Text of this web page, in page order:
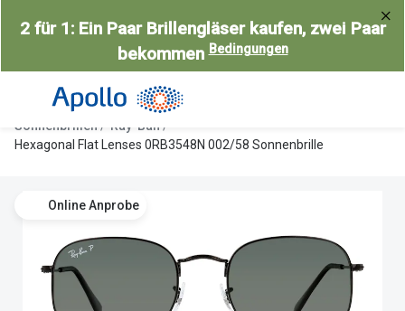
zum2 für 1: Ein Paar Brillengläser kaufen, zwei Paar
bekommen Bedingungen
Alle Brillen
Damen
Herren
Gleitsicht
AI Glasses
Selbsttönende Brillen
Gleitsicht
Sonnenbrillen
Ray-Ban
Hexagonal Flat Lenses 0RB3548N 002/58 Sonnenbrille
Online Anprobe